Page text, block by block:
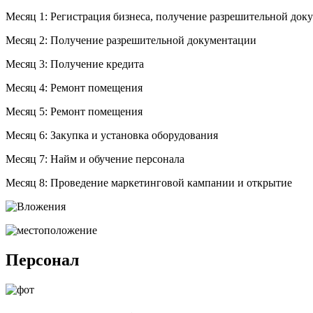
Месяц 1: Регистрация бизнеса, получение разрешительной
Месяц 2: Получение разрешительной документации
Месяц 3: Получение кредита
Месяц 4: Ремонт помещения
Месяц 5: Ремонт помещения
Месяц 6: Закупка и установка оборудования
Месяц 7: Найм и обучение персонала
Месяц 8: Проведение маркетинговой кампании и открытие
Персонал